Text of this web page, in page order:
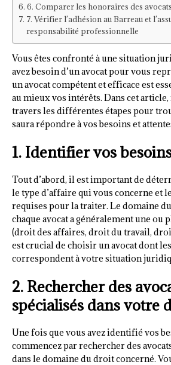
6. Comparer les honoraires des avocats
7. Vérifier l’adhésion au Barreau et
responsabilité professionnelle
Vous êtes confronté à une situation
avez besoin d’un avocat pour vous
un avocat compétent et efficace est
au mieux vos intérêts. Dans cet
travers les différentes étapes pour
saura répondre à vos besoins et
1. Identifier vos
Tout d’abord, il est important de
le type d’affaire qui vous concerne et
requises pour la traiter. Le domaine
chaque avocat a généralement une ou
(droit des affaires, droit du travail,
est crucial de choisir un avocat dont
correspondent à votre situation
2. Rechercher des
spécialisés dans votre
Une fois que vous avez identifié vos
commencez par rechercher des
dans le domaine du droit concerné.